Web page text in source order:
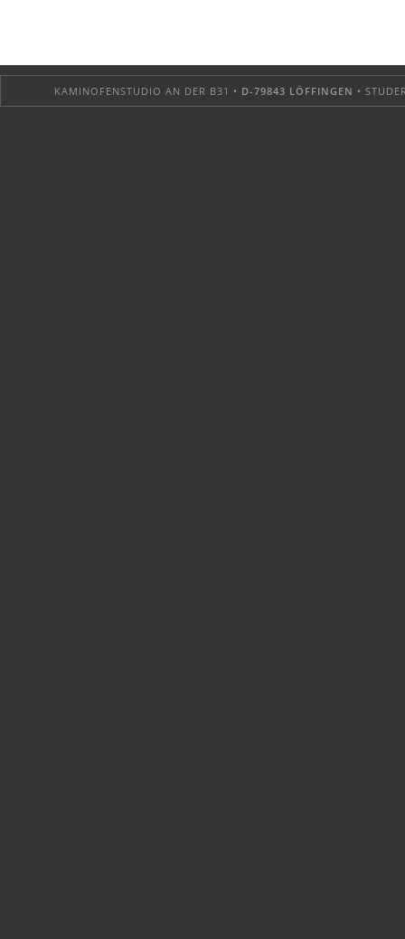
KAMINOFENSTUDIO AN DER B31 • D-79843 LÖFFINGEN •